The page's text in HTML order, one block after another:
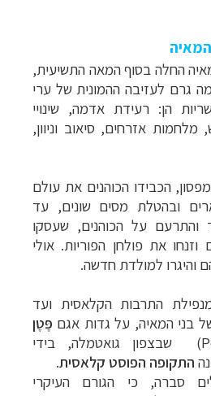
החלה בסוף המאה התשיעית,
גרם לעזיבה ההמונית של ערי
הן: רעידת אדמה, שינויי
אזרחים, סיאוב וניוון,
הכבידו הכוהנים את עולם
ובהטלת מסים שונים, עד
על הכוהנים, שעסקו
וזנחו את פולחן הפוריות. אולי
והיגרו למולדת חדשה.
התרבות הקלאסית ועד
בני המאיה, על גדות אגם פֶּטֶן
שבצפון גואטמלה, בידי
התקופה הפוסט קלאסית.
סברה, כי הגורם העיקרי